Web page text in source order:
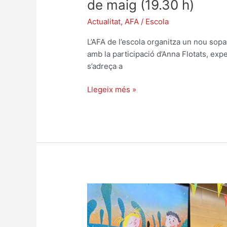
de maig (19.30 h)
Actualitat, AFA / Escola
L’AFA de l’escola organitza un nou
amb la participació d’Anna Flotats,
s’adreça a
Llegeix més »
Les
famílies
assisteixen